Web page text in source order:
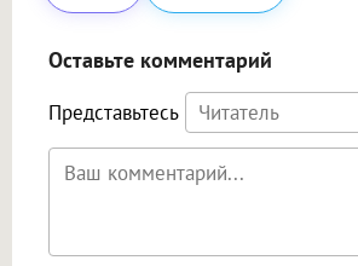
Оставьте комментарий
Представьтесь